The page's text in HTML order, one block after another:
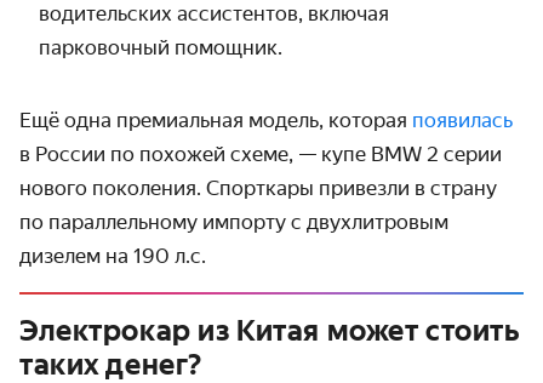
водительских ассистентов, включая
парковочный помощник.
Ещё одна премиальная модель, которая появилась
в России по похожей схеме, — купе BMW 2 серии
нового поколения. Спорткары привезли в страну
по параллельному импорту с двухлитровым
дизелем на 190 л.с.
Электрокар из Китая может стоить
таких денег?